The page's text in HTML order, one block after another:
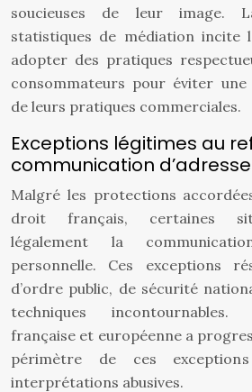
soucieuses de leur image.
statistiques de médiation incite
adopter des pratiques
consommateurs pour éviter une
de leurs pratiques commerciales.
Exceptions légitimes au
communication d’adresse
Malgré les protections
droit français, certaines
légalement la
personnelle. Ces exceptions
d’ordre public, de sécurité
techniques
française et européenne a
périmètre de ces
interprétations abusives.